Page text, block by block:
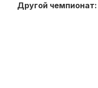
Другой чемпионат: